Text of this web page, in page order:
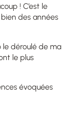
! C’est le
bien des années
le déroulé de ma
le plus
évoquées